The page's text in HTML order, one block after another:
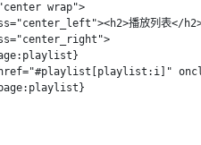
wrap">
播放列表</